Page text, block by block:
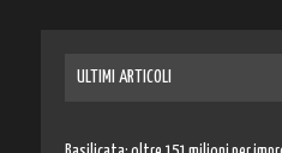
ULTIMI ARTICOLI